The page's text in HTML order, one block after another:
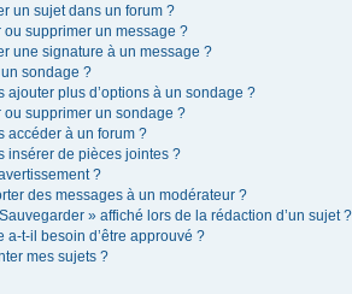
un sujet dans un forum ?
supprimer un message ?
une signature à un message ?
sondage ?
ajouter plus d’options à un sondage ?
supprimer un sondage ?
accéder à un forum ?
insérer de pièces jointes ?
?
des messages à un modérateur ?
» affiché lors de la rédaction d’un sujet ?
a-t-il besoin d’être approuvé ?
mes sujets ?